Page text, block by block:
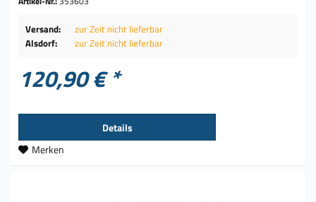
Versand:
zur Zeit nicht lieferbar
Alsdorf:
zur Zeit nicht lieferbar
120,90 € *
Details
Merken